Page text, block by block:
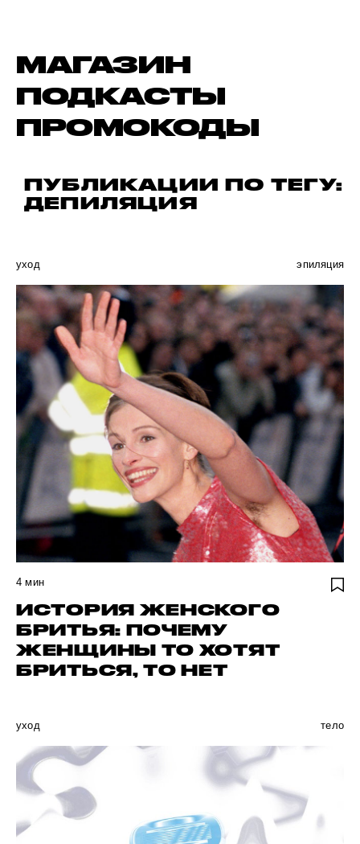
МАГАЗИН
ПОДКАСТЫ
ПРОМОКОДЫ
ПУБЛИКАЦИИ ПО ТЕГУ:
ДЕПИЛЯЦИЯ
уход эпиляция
4 мин
ИСТОРИЯ ЖЕНСКОГО
БРИТЬЯ: ПОЧЕМУ
ЖЕНЩИНЫ ТО ХОТЯТ
БРИТЬСЯ, ТО НЕТ
уход тело